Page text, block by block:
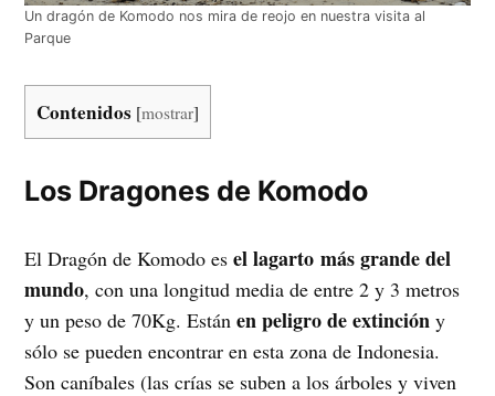
Un dragón de Komodo nos mira de reojo en nuestra visita al
Parque
Contenidos [mostrar]
Los Dragones de Komodo
El Dragón de Komodo esel lagarto más grande del
mundo, con una longitud media de entre 2 y 3 metros
y un peso de 70Kg. Estánen peligro de extinción y
sólo se pueden encontrar en esta zona de Indonesia.
Son caníbales (las crías se suben a los árboles y viven